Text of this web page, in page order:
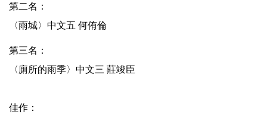
第二名：​
〈雨城〉中文五 何侑倫​
第三名：​
〈廁所的雨季〉中文三 莊竣臣
佳作：​